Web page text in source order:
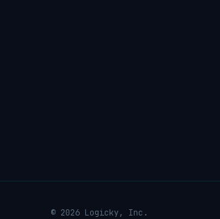
© 2026 Logicky, Inc.